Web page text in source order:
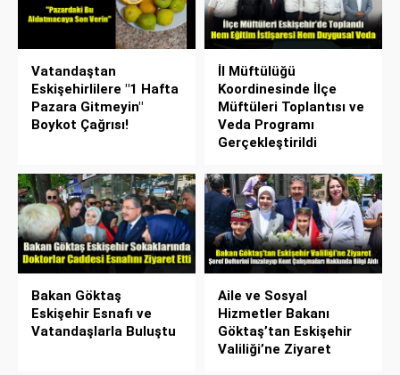
Vatandaştan
Eskişehirlilere "1 Hafta
Pazara Gitmeyin"
Boykot Çağrısı!
İl Müftülüğü
Koordinesinde İlçe
Müftüleri Toplantısı ve
Veda Programı
Gerçekleştirildi
Bakan Göktaş
Eskişehir Esnafı ve
Vatandaşlarla Buluştu
Aile ve Sosyal
Hizmetler Bakanı
Göktaş’tan Eskişehir
Valiliği’ne Ziyaret